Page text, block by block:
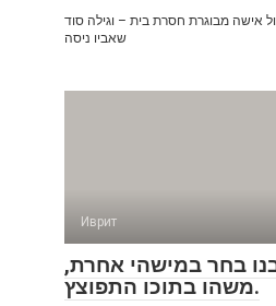
אישה מבוגרת חסרת בית – וגילה סוד
שאביו ניסה
Иврит
בחר במישהי אחרת,
משהו בתוכו התפוצץ.